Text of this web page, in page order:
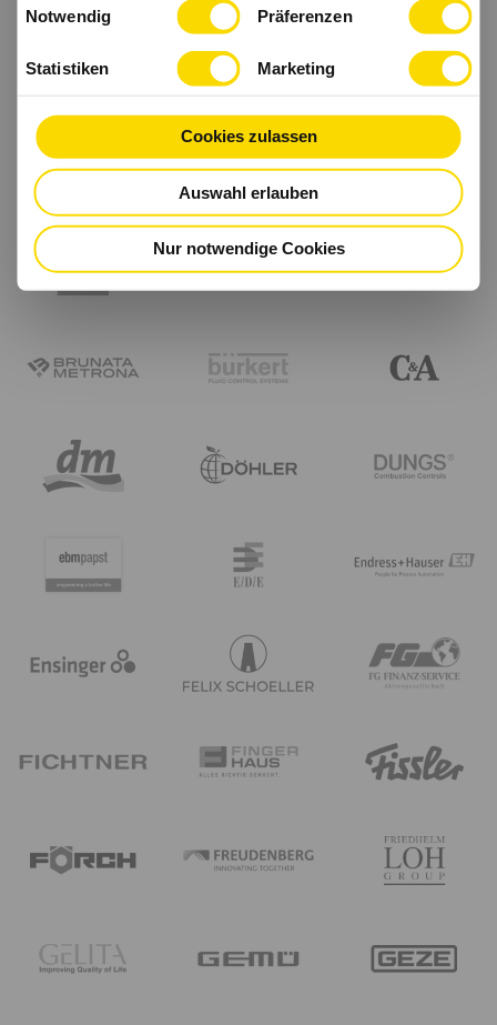
haben.
Notwendig Präferenzen
Statistiken Marketing
Cookies zulassen
Auswahl erlauben
Nur notwendige Cookies